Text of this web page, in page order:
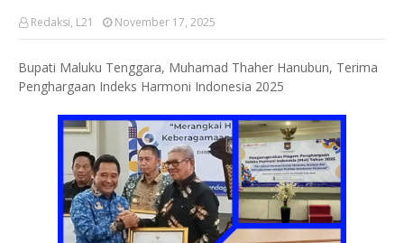
Redaksi, L21 November 17, 2025
Bupati Maluku Tenggara, Muhamad Thaher Hanubun, Terima
Penghargaan Indeks Harmoni Indonesia 2025